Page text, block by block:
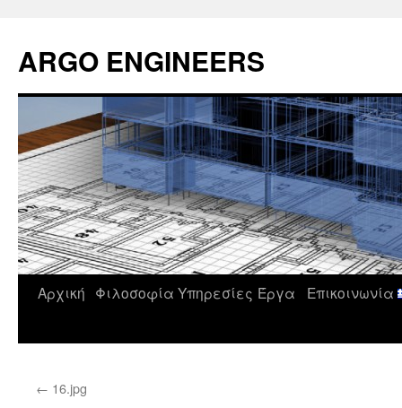
περιεχόμενο
ARGO ENGINEERS
Αρχική Φιλοσοφία Υπηρεσίες Έργα
Επικοινωνία
← 16.jpg